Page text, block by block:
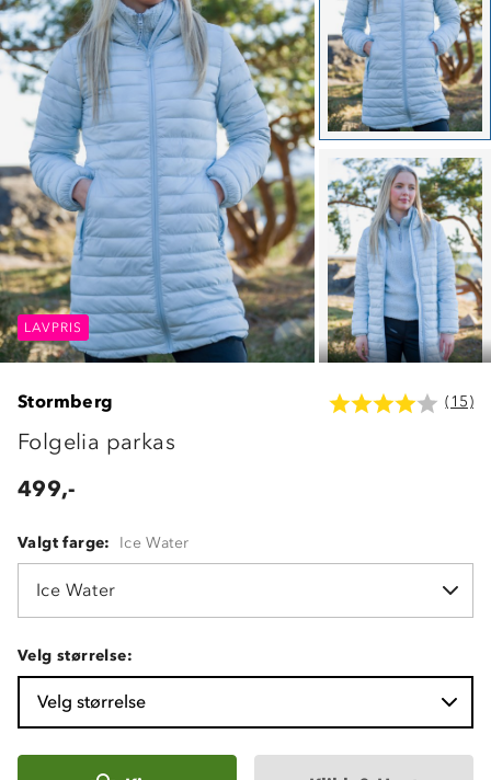
LAVPRIS LAVPRIS
LAVPRIS
Stormberg (15)
Folgelia parkas
499,-
Valgt farge: Ice Water
Ice Water
Velg størrelse:
Velg størrelse